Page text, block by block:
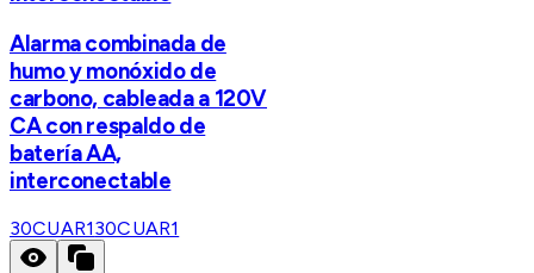
Alarma combinada de
humo y monóxido de
carbono, cableada a 120V
CA con respaldo de
batería AA,
interconectable
30CUAR130CUAR1